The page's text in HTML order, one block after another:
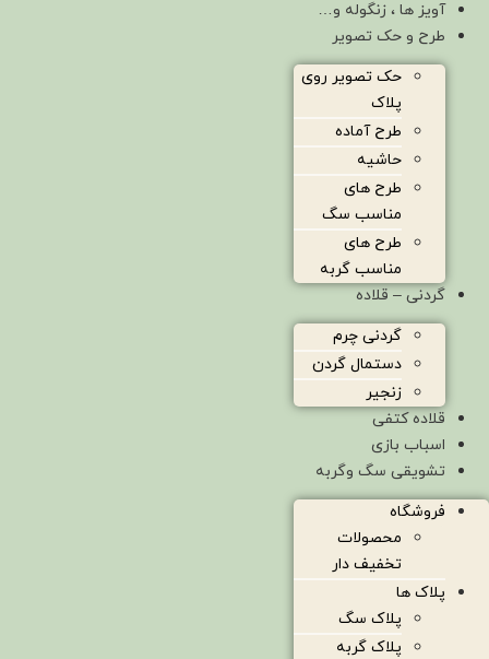
آویز ها ، زنگوله و…
طرح و حک تصویر
حک تصویر روی
پلاک
طرح آماده
حاشیه
طرح های
مناسب سگ
طرح های
مناسب گربه
گردنی – قلاده
گردنی چرم
دستمال گردن
زنجیر
قلاده کتفی
اسباب بازی
تشویقی سگ وگربه
فروشگاه
محصولات
تخفیف دار
پلاک ها
پلاک سگ
پلاک گربه